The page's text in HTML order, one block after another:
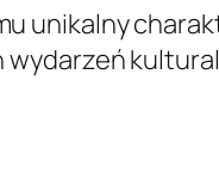
unikalny
wydarzeń